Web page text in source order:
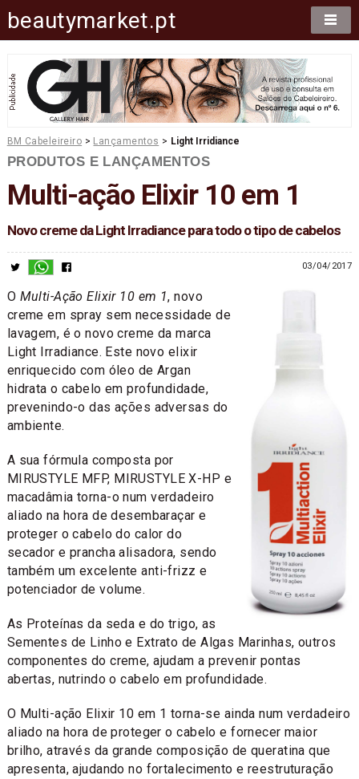
beautymarket.pt
BM Cabeleireiro > Lançamentos > Light Irridiance
PRODUTOS E LANÇAMENTOS
Multi-ação Elixir 10 em 1
Novo creme da Light Irradiance para todo o tipo de cabelos
03/04/2017
O Multi-Ação Elixir 10 em 1, novo
creme em spray sem necessidade de
lavagem, é o novo creme da marca
Light Irradiance. Este novo elixir
enriquecido com óleo de Argan
hidrata o cabelo em profundidade,
prevenindo-o das ações adversas do
ambiente.
A sua fórmula composta por
MIRUSTYLE MFP, MIRUSTYLE X-HP e
macadâmia torna-o num verdadeiro
aliado na hora de desembaraçar e
proteger o cabelo do calor do
secador e prancha alisadora, sendo
também um excelente anti-frizz e
potenciador de volume.
As Proteínas da seda e do trigo, as
Sementes de Linho e Extrato de Algas Marinhas, outros
componentes do creme, ajudam a prevenir pontas
abertas, nutrindo o cabelo em profundidade.
O Multi-ação Elixir 10 em 1 torna-se ainda num verdadeiro
aliado na hora de proteger o cabelo e fornecer maior
brilho, através da grande composição de queratina que
apresenta, ajudando no fortalecimento e reestruturação